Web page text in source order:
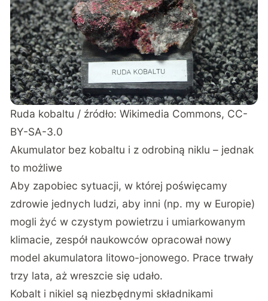
Ruda kobaltu / źródło: Wikimedia Commons, CC-
BY-SA-3.0
Akumulator bez kobaltu i z odrobiną niklu – jednak
to możliwe
Aby zapobiec sytuacji, w której poświęcamy
zdrowie jednych ludzi, aby inni (np. my w Europie)
mogli żyć w czystym powietrzu i umiarkowanym
klimacie, zespół naukowców opracował nowy
model akumulatora litowo-jonowego. Prace trwały
trzy lata, aż wreszcie się udało.
Kobalt i nikiel są niezbędnymi składnikami